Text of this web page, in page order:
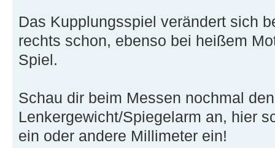
Das Kupplungsspiel verändert sich
rechts schon, ebenso bei heißem
Spiel.
Schau dir beim Messen nochmal
Lenkergewicht/Spiegelarm an, hier
ein oder andere Millimeter ein!